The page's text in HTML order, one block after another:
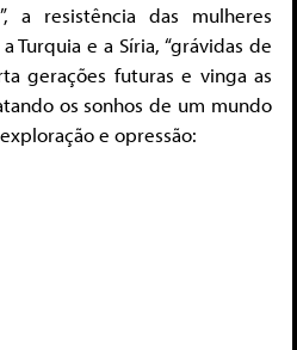
a resistência das mulheres
Turquia e a Síria, “grávidas de
gerações futuras e vinga as
os sonhos de um mundo
e opressão: